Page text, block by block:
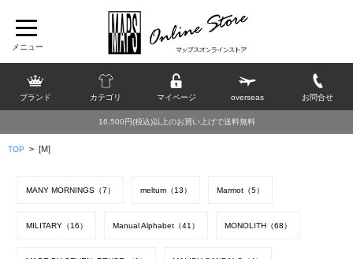
ブランド カテゴリ マイページ overseas お問合せ
16,500円(税込)以上のお買い上げで送料無料
TOP > [M]
MANY MORNINGS（7） meltum（13） Marmot（5）
MILITARY（16） Manual Alphabet（41） MONOLITH（68）